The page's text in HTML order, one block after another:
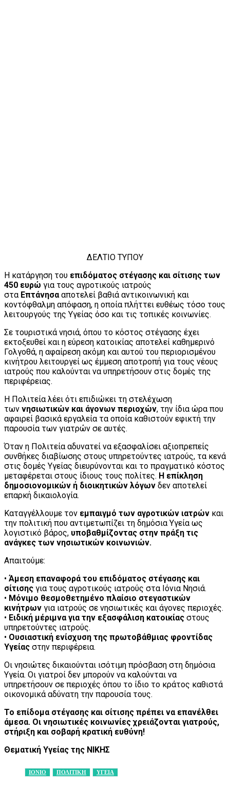
ΔΕΛΤΙΟ ΤΥΠΟΥ
Η κατάργηση του επιδόματος στέγασης και σίτισης των
450 ευρώ για τους αγροτικούς ιατρούς
στα Επτάνησααποτελεί βαθιά αντικοινωνική και
κοντόφθαλμη απόφαση, η οποία πλήττει ευθέως τόσο τους
λειτουργούς της Υγείας όσο και τις τοπικές κοινωνίες.
Σε τουριστικά νησιά, όπου το κόστος στέγασης έχει
εκτοξευθεί και η εύρεση κατοικίας αποτελεί καθημερινό
Γολγοθά, η αφαίρεση ακόμη και αυτού του περιορισμένου
κινήτρου λειτουργεί ως έμμεση αποτροπή για τους νέους
ιατρούς που καλούνται να υπηρετήσουν στις δομές της
περιφέρειας.
Η Πολιτεία λέει ότι επιδιώκει τη στελέχωση
των νησιωτικών και άγονων περιοχών, την ίδια ώρα που
αφαιρεί βασικά εργαλεία τα οποία καθιστούν εφικτή την
παρουσία των γιατρών σε αυτές.
Όταν η Πολιτεία αδυνατεί να εξασφαλίσει αξιοπρεπείς
συνθήκες διαβίωσης στους υπηρετούντες ιατρούς, τα κενά
στις δομές Υγείας διευρύνονται και το πραγματικό κόστος
μεταφέρεται στους ίδιους τους πολίτες. Η επίκληση
δημοσιονομικών ή διοικητικών λόγων δεν αποτελεί
επαρκή δικαιολογία.
Καταγγέλλουμε τον εμπαιγμό των αγροτικών ιατρών και
την πολιτική που αντιμετωπίζει τη δημόσια Υγεία ως
λογιστικό βάρος, υποβαθμίζοντας στην πράξη τις
ανάγκες των νησιωτικών κοινωνιών.
Απαιτούμε:
• Άμεση επαναφορά του επιδόματος στέγασης και
σίτισης για τους αγροτικούς ιατρούς στα Ιόνια Νησιά.
• Μόνιμο θεσμοθετημένο πλαίσιο στεγαστικών
κινήτρων για ιατρούς σε νησιωτικές και άγονες περιοχές.
• Ειδική μέριμνα για την εξασφάλιση κατοικίας στους
υπηρετούντες ιατρούς.
• Ουσιαστική ενίσχυση της πρωτοβάθμιας φροντίδας
Υγείας στην περιφέρεια.
Οι νησιώτες δικαιούνται ισότιμη πρόσβαση στη δημόσια
Υγεία. Οι γιατροί δεν μπορούν να καλούνται να
υπηρετήσουν σε περιοχές όπου το ίδιο το κράτος καθιστά
οικονομικά αδύνατη την παρουσία τους.
Το επίδομα στέγασης και σίτισης πρέπει να επανέλθει
άμεσα. Οι νησιωτικές κοινωνίες χρειάζονται γιατρούς,
στήριξη και σοβαρή κρατική ευθύνη!
Θεματική Υγείας της ΝΙΚΗΣ
ΙΟΝΙΟ ΠΟΛΙΤΙΚΗ ΥΓΕΙΑ